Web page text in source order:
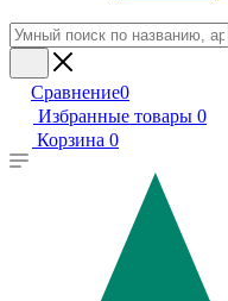
Сравнение0
Избранные товары 0
Корзина 0